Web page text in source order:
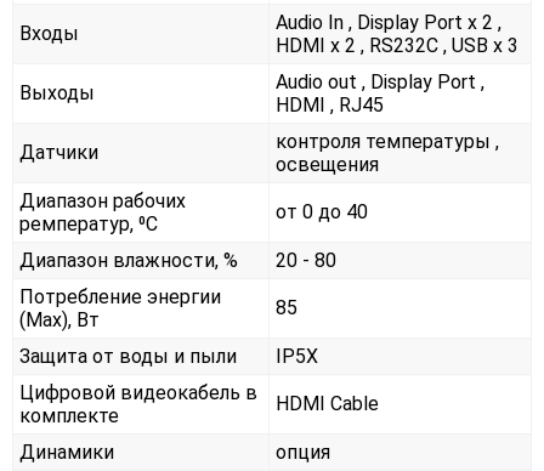
Входы
Audio In , Display Port x 2 ,
HDMI x 2 , RS232С , USB x 3
Выходы
Audio out , Display Port ,
HDMI , RJ45
Датчики
контроля температуры ,
освещения
Диапазон рабочих
ремператур, ⁰С
от 0 до 40
Диапазон влажности, %
20 - 80
Потребление энергии
(Max), Вт
85
Защита от воды и пыли
IP5X
Цифровой видеокабель в
комплекте
HDMI Cable
Динамики опция